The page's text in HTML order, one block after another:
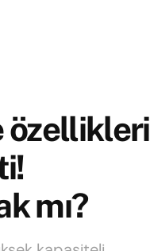
özellikleri
mı?